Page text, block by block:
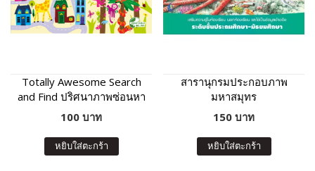
Totally Awesome Search
and Find ปริศนาภาพซ่อนหา
สุดสนุก
100 บาท
หยิบใส่ตะกร้า
สารานุกรมประกอบภาพ
มหาสมุทร
150 บาท
หยิบใส่ตะกร้า